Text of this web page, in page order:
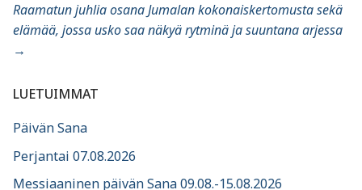
Raamatun juhlia osana Jumalan kokonaiskertomusta sekä
elämää, jossa usko saa näkyä rytminä ja suuntana arjessa
→
LUETUIMMAT
Päivän Sana
Perjantai 07.08.2026
Messiaaninen päivän Sana 09.08.-15.08.2026